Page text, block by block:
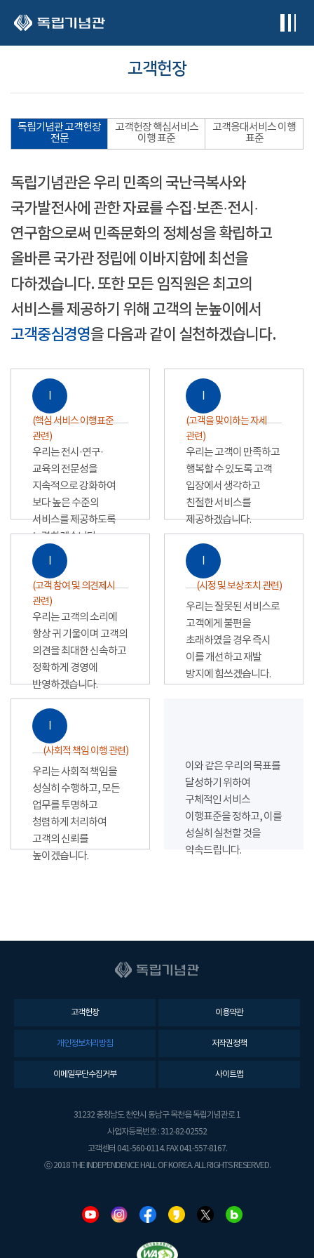
고객헌장
독립기념관 고객헌장
전문
고객헌장 핵심서비스
이행 표준
고객응대서비스 이행
표준
독립기념관은 우리 민족의 국난극복사와
국가발전사에 관한 자료를 수집·보존·전시·
연구함으로써 민족문화의 정체성을 확립하고
올바른 국가관 정립에 이바지함에 최선을
다하겠습니다. 또한 모든 임직원은 최고의
서비스를 제공하기 위해 고객의 눈높이에서
고객중심경영을 다음과 같이 실천하겠습니다.
Ⅰ
(핵심 서비스 이행표준
관련)
우리는 전시·연구·
교육의 전문성을
지속적으로 강화하여
보다 높은 수준의
서비스를 제공하도록
노력하겠습니다.
Ⅰ
(고객을 맞이하는 자세
관련)
우리는 고객이 만족하고
행복할 수 있도록 고객
입장에서 생각하고
친절한 서비스를
제공하겠습니다.
Ⅰ
(고객 참여 및 의견제시
관련)
우리는 고객의 소리에
항상 귀 기울이며 고객의
의견을 최대한 신속하고
정확하게 경영에
반영하겠습니다.
Ⅰ
(시정 및 보상조치 관련)
우리는 잘못된 서비스로
고객에게 불편을
초래하였을 경우 즉시
이를 개선하고 재발
방지에 힘쓰겠습니다.
Ⅰ
(사회적 책임 이행 관련)
우리는 사회적 책임을
성실히 수행하고, 모든
업무를 투명하고
청렴하게 처리하여
고객의 신뢰를
높이겠습니다.
이와 같은 우리의 목표를
달성하기 위하여
구체적인 서비스
이행표준을 정하고, 이를
성실히 실천할 것을
약속드립니다.
고객헌장 이용약관
개인정보처리방침 저작권정책
이메일무단수집거부 사이트맵
31232 충청남도 천안시 동남구 목천읍 독립기념관로 1
사업자등록번호 : 312-82-02552
고객센터 041-560-0114. FAX 041-557-8167.
ⓒ 2018 THE INDEPENDENCE HALL OF KOREA. ALL RIGHTS RESERVED.